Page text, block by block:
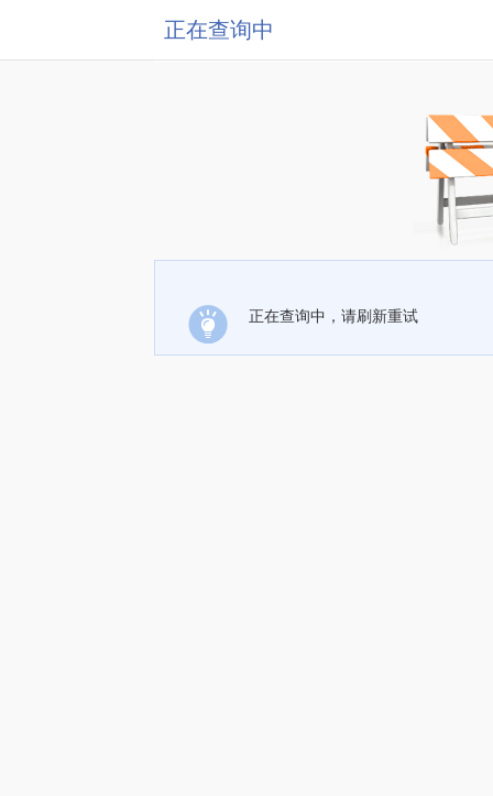
正在查询中
正在查询中，请刷新重试